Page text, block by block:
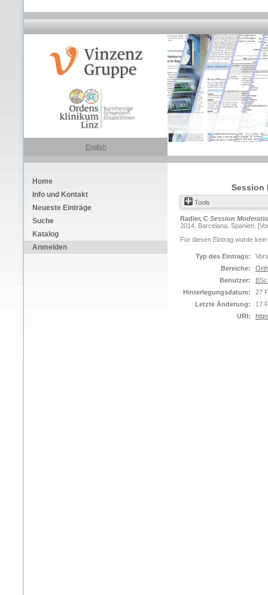
English
Home
Info und Kontakt
Neueste Einträge
Suche
Katalog
Anmelden
Session
Tools
Radler, C Session
2014, Barcelana, Spanien.
Für diesen Eintrag wurde
Typ des Eintrags:
Bereiche:
Benutzer:
Hinterlegungsdatum:
27
Letzte Änderung:
17
URI: